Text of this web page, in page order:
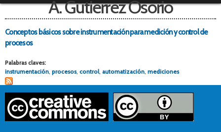
A. Gutierrez Osorio
Conceptos básicos sobre instrumentación para medición y control de
procesos
Palabras claves:
instrumentación, procesos, control, automatización, mediciones